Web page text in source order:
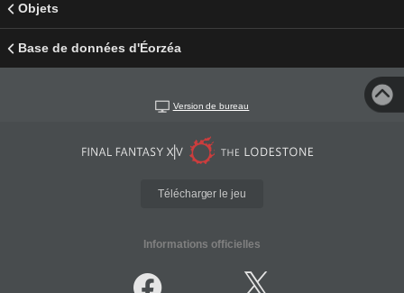
Objets
Base de données d'Éorzéa
Version de bureau
Télécharger le jeu
Informations officielles